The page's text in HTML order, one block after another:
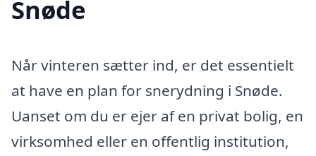
Snøde
Når vinteren sætter ind, er det essentielt
at have en plan for snerydning i Snøde.
Uanset om du er ejer af en privat bolig, en
virksomhed eller en offentlig institution,